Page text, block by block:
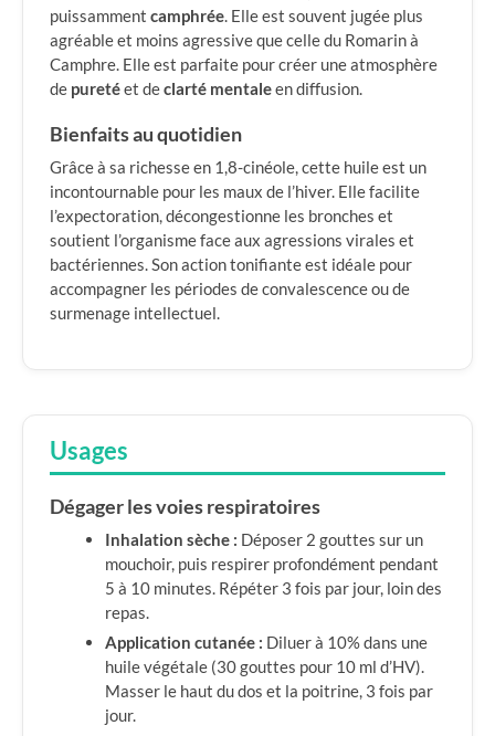
puissamment camphrée. Elle est souvent jugée plus
agréable et moins agressive que celle du Romarin à
Camphre. Elle est parfaite pour créer une atmosphère
de puretéet declarté mentaleen diffusion.
Bienfaits au quotidien
Grâce à sa richesse en 1,8-cinéole, cette huile est un
incontournable pour les maux de l’hiver. Elle facilite
l’expectoration, décongestionne les bronches et
soutient l’organisme face aux agressions virales et
bactériennes. Son action tonifiante est idéale pour
accompagner les périodes de convalescence ou de
surmenage intellectuel.
Usages
Dégager les voies respiratoires
Inhalation sèche : Déposer 2 gouttes sur un
mouchoir, puis respirer profondément pendant
5 à 10 minutes. Répéter 3 fois par jour, loin des
repas.
Application cutanée : Diluer à 10% dans une
huile végétale (30 gouttes pour 10 ml d’HV).
Masser le haut du dos et la poitrine, 3 fois par
jour.